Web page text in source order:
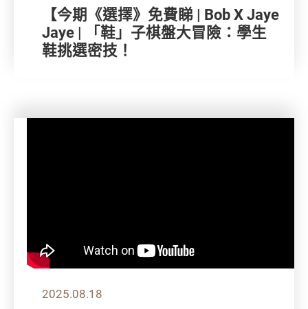
【今期《選擇》免費睇 | Bob X Jaye
Jaye | 「鞋」子棋盤大冒險：學生
鞋挑選密技！
2025.08.18